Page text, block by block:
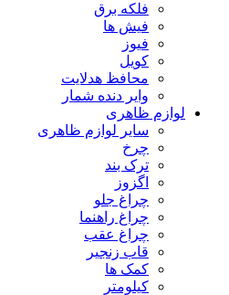
فلکه برق
فیش ها
فیوز
کویل
محافظ هدلایت
وایر دنده شمار
لوازم ظاهری
سایر لوازم ظاهری
چرخ
ترک بند
اگزوز
چراغ جلو
چراغ راهنما
چراغ عقب
قاب زنجیر
کمک ها
کیلومتر